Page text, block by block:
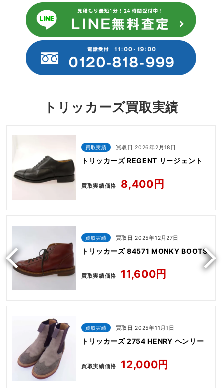
トリッカーズ買取実績
買取実績 買取日 2026年2月18日
トリッカーズ REGENT リージェント
買取実績価格 8,400円
買取実績 買取日 2025年12月27日
トリッカーズ 84571 MONKY BOOTS
買取実績価格 11,600円
買取実績 買取日 2025年11月1日
トリッカーズ 2754 HENRY ヘンリー
買取実績価格 12,000円